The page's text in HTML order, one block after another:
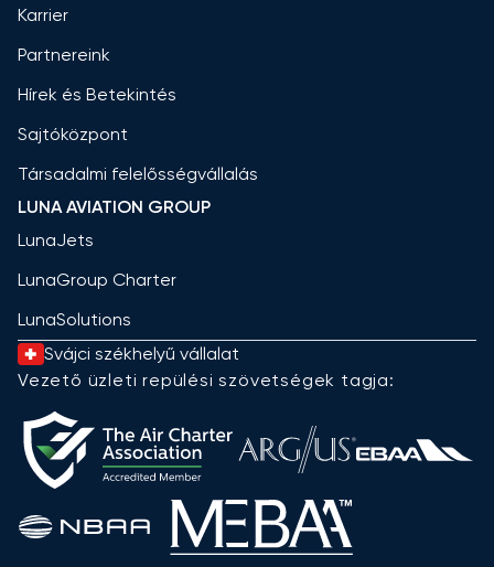
Karrier
Partnereink
Hírek és Betekintés
Sajtóközpont
Társadalmi felelősségvállalás
LUNA AVIATION GROUP
LunaJets
LunaGroup Charter
LunaSolutions
Svájci székhelyű vállalat
Vezető üzleti repülési szövetségek tagja: